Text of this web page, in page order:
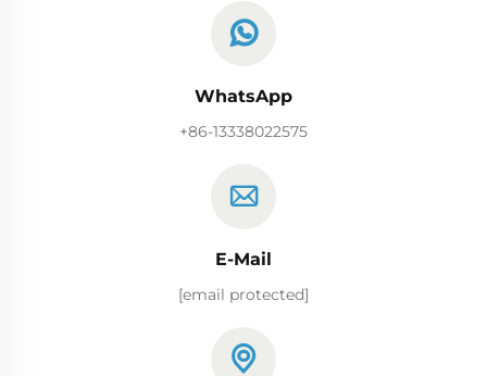
WhatsApp
+86-13338022575
E-Mail
[email protected]